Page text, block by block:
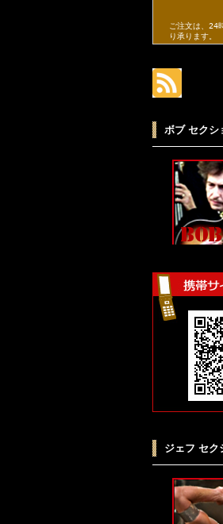
ご注文は、
り承ります。
ボブ セクシ
ジェフ セク